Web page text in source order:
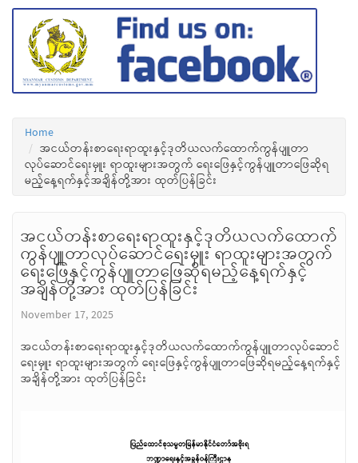
Home
အငယ်တန်းစာရေးရာထူးနှင့်ဒုတိယလက်ထောက်ကွန်ပျူတာ
လုပ်ဆောင်ရေးမှူး ရာထူးများအတွက် ရေးဖြေနှင့်ကွန်ပျူတာဖြေဆိုရ
မည့်နေ့ရက်နှင့်အချိန်တို့အား ထုတ်ပြန်ခြင်း
အငယ်တန်းစာရေးရာထူးနှင့်ဒုတိယလက်ထောက်
ကွန်ပျူတာလုပ်ဆောင်ရေးမှူး ရာထူးများအတွက်
ရေးဖြေနှင့်ကွန်ပျူတာဖြေဆိုရမည့်နေ့ရက်နှင့်
အချိန်တို့အား ထုတ်ပြန်ခြင်း
November 17, 2025
အငယ်တန်းစာရေးရာထူးနှင့်ဒုတိယလက်ထောက်ကွန်ပျူတာလုပ်ဆောင်
ရေးမှူး ရာထူးများအတွက် ရေးဖြေနှင့်ကွန်ပျူတာဖြေဆိုရမည့်နေ့ရက်နှင့်
အချိန်တို့အား ထုတ်ပြန်ခြင်း